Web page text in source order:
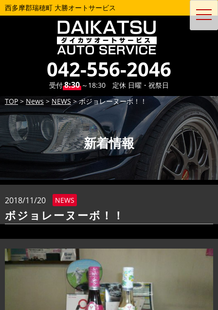
西多摩郡瑞穂町 大勝オートサービス
042-556-2046
受付8:30 ～18:30 定休 日曜・祝祭日
TOP > News > NEWS >ボジョレーヌーボ！！
新着情報
2018/11/20 NEWS
ボジョレーヌーボ！！